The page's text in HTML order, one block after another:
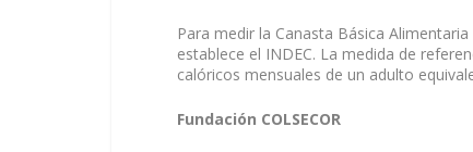
Para medir la Canasta Básica
establece el INDEC. La medida de
calóricos mensuales de un adulto
Fundación COLSECOR